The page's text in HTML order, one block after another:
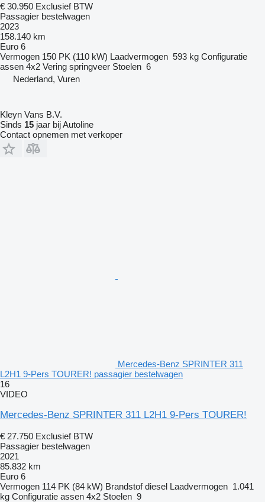
€ 30.950 Exclusief BTW
Passagier bestelwagen
2023
158.140 km
Euro 6
Vermogen 150 PK (110 kW) Laadvermogen 593 kg Configuratie
assen 4x2 Vering springveer Stoelen 6
Nederland, Vuren
Kleyn Vans B.V.
Sinds 15 jaar bij Autoline
Contact opnemen met verkoper
Mercedes-Benz SPRINTER 311
L2H1 9-Pers TOURER! passagier bestelwagen
16
VIDEO
Mercedes-Benz SPRINTER 311 L2H1 9-Pers TOURER!
€ 27.750 Exclusief BTW
Passagier bestelwagen
2021
85.832 km
Euro 6
Vermogen 114 PK (84 kW) Brandstof diesel Laadvermogen 1.041
kg Configuratie assen 4x2 Stoelen 9